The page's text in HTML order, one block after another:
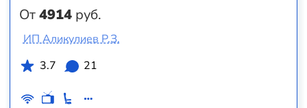
От4914 руб.
ИП Аликулиев Р.З.
3.7
21